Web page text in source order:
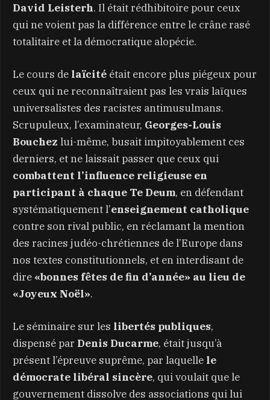
David Leisterh. Il était rédhibitoire pour ceux
qui ne voient pas la différence entre le crâne rasé
totalitaire et la démocratique alopécie.
Le cours de laïcité était encore plus piégeux pour
ceux qui ne reconnaîtraient pas les vrais laïques
universalistes des racistes antimusulmans.
Scrupuleux, l’examinateur, Georges-Louis
Bouchez lui-même, busait impitoyablement ces
derniers, et ne laissait passer que ceux qui
combattent l’influence religieuse en
participant à chaque Te Deum, en défendant
systématiquement l’enseignement catholique
contre son rival public, en réclamant la mention
des racines judéo-chrétiennes de l’Europe dans
nos textes constitutionnels, et en interdisant de
dire «bonnes fêtes de fin d’année» au lieu de
«Joyeux Noël».
Le séminaire sur les libertés publiques,
dispensé par Denis Ducarme, était jusqu’à
présent l’épreuve suprême, par laquelle le
démocrate libéral sincère, qui voulait que le
gouvernement dissolve des associations qui lui